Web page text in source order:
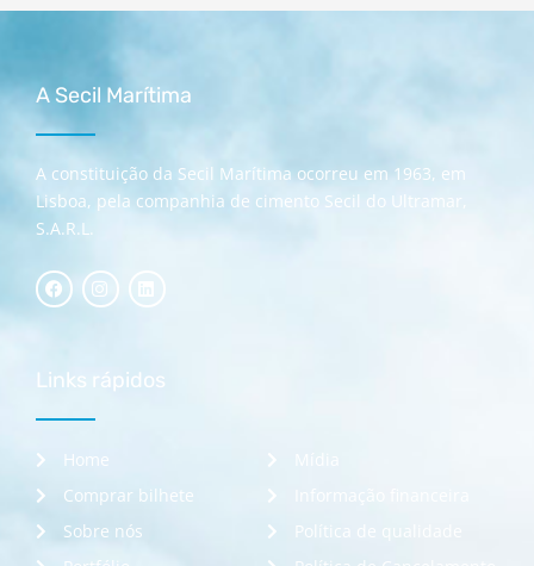
A Secil Marítima
A constituição da Secil Marítima ocorreu em 1963, em
Lisboa, pela companhia de cimento Secil do Ultramar,
S.A.R.L.
Links rápidos
Home
Comprar bilhete
Sobre nós
Política de qualidade